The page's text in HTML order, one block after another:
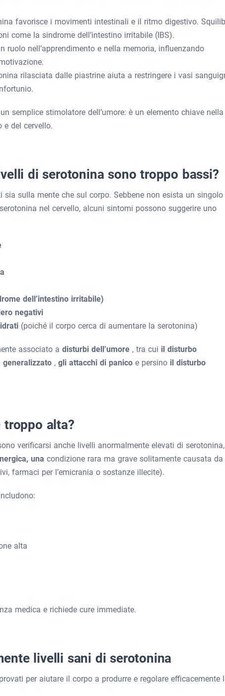
favorisce i movimenti intestinali e il ritmo digestivo.
come la sindrome dell’intestino irritabile (IBS).
ruolo nell’apprendimento e nella memoria, influenzando
rilasciata dalle piastrine aiuta a restringere i vasi
semplice stimolatore dell’umore: è un elemento chiave nella
del cervello.
di serotonina sono troppo bassi?
sulla mente che sul corpo. Sebbene non esista un singolo
nel cervello, alcuni sintomi possono suggerire uno
dell’intestino irritabile)
negativi
(poiché il corpo cerca di aumentare la serotonina)
associato a disturbi dell’umore , tra cui il disturbo
generalizzato , gli attacchi di panico e persino il disturbo
troppo alta?
verificarsi anche livelli anormalmente elevati di serotonina,
una condizione rara ma grave solitamente causata da
farmaci per l’emicrania o sostanze illecite).
alta
medica e richiede cure immediate.
livelli sani di serotonina
per aiutare il corpo a produrre e regolare efficacemente